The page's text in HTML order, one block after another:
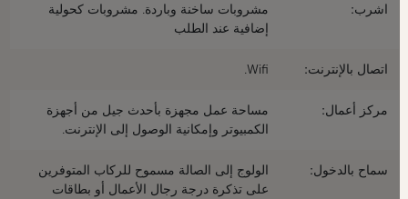
اشرب:
مشروبات ساخنة وباردة. مشروبات كحولية
إضافية عند الطلب
اتصال بالإنترنت: Wifi.
مركز أعمال:
مساحة عمل مجهزة بأحدث جيل من أجهزة
الكمبيوتر وإمكانية الوصول إلى الإنترنت.
سماح بالدخول:
الولوج إلى الصالة مسموح للركاب المتوفرين
على تذكرة درجة رجال الأعمال أو بطاقات